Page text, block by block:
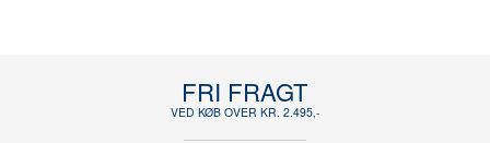
FRI FRAGT
VED KØB OVER KR. 2.495,-